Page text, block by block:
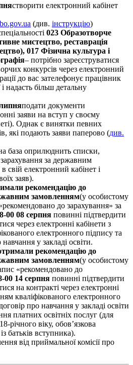
створити електронний кабінет
(див. інструкцію)
023 Образотворче
мистецтво, реставрація
017 Фізична культура і
– потрібно зареєструватися
конкурсів через електронний
до вас зателефонує працівник
надасть більш детальну
подати документи
заяви на вступ у своєму
Однак є винятки певних
які подають заяви паперово (див.
база оприлюднить списки,
за державним
свій електронний кабінет і
заяв).
рекомендацію до
замовленням(у особистому
до зарахування» за
00 08 серпня повинні підтвердити
через електронні кабінети з
електронного підпису та
у закладі освіти.
рекомендацію до
замовленням(у особистому
«рекомендовано до
00 14 серпня повинні підтвердити
на контракті через електронні
кваліфікованого електронного
про навчання у закладі освіти
платних освітніх послуг (для
річного віку, обов’язкова
батьків вступника).
від приймальної комісії про